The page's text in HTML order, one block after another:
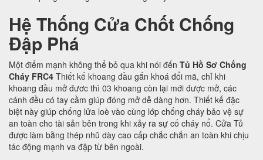
Hệ Thống Cửa Chốt Chống
Đập Phá
Một điểm mạnh không thể bỏ qua khi nói đến Tủ Hồ Sơ Chống
Cháy FRC4 Thiết kế khoang đầu gắn khoá đổi mã, chỉ khi
khoang đầu mở đươc thì 03 khoang còn lại mới được mở, các
cánh đều có tay cầm giúp đóng mở dễ dàng hơn. Thiết kế đặc
biệt này giúp chống lửa loè vào cùng lớp chống cháy bảo vệ sự
an toàn cho tài sản bên trong khi xảy ra sự cố cháy nổ. Cửa Tủ
được làm bằng thép nhũ dày cao cấp chắc chắn an toàn khi chịu
tác động mạnh va đập từ bên ngoài.